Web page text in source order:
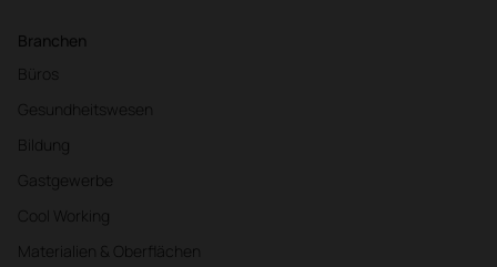
Branchen
Büros
Gesundheitswesen
Bildung
Gastgewerbe
Cool Working
Materialien & Oberflächen